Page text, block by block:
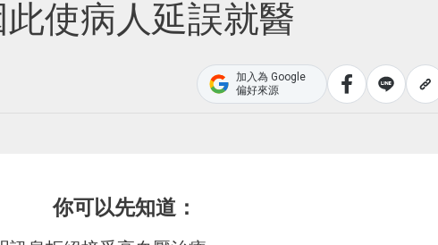
使病人延誤就醫
加入為 Google
偏好來源
你可以先知道：